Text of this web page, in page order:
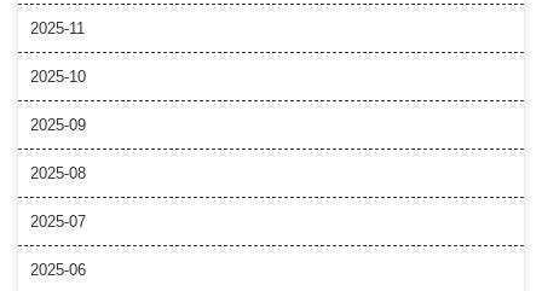
2025-11
2025-10
2025-09
2025-08
2025-07
2025-06